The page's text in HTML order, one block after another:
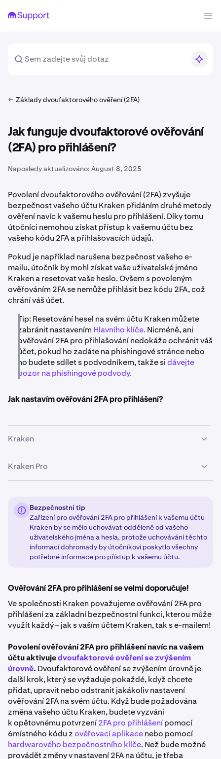
Základy dvoufaktorového ověření (2FA)
Jak funguje dvoufaktorové ověřování
(2FA) pro přihlášení?
Naposledy aktualizováno: August 8, 2025
Povolení dvoufaktorového ověřování (2FA) zvyšuje
bezpečnost vašeho účtu Kraken přidáním druhé metody
ověření navíc k vašemu heslu pro přihlášení. Díky tomu
útočníci nemohou získat přístup k vašemu účtu bez
vašeho kódu 2FA a přihlašovacích údajů.
Pokud je například narušena bezpečnost vašeho e-
mailu, útočník by mohl získat vaše uživatelské jméno
Kraken a resetovat vaše heslo. Ovšem s povoleným
ověřováním 2FA se nemůže přihlásit bez kódu 2FA, což
chrání váš účet.
Tip: Resetování hesel na svém účtu Kraken můžete
zabránit nastavením Hlavního klíče. Nicméně, ani
ověřování 2FA pro přihlašování nedokáže ochránit váš
účet, pokud ho zadáte na phishingové stránce nebo
ho budete sdílet s podvodníkem, takže sidávejte
pozor na phishingové podvody.
Jak nastavím ověřování 2FA pro přihlášení?
Kraken
1 Přihlaste se
klikněte na možnost
Pokud se vyskakovací okno nezobrazí, klikněte na
ikonu svého profilu v levém dolním rohu stránky
a vyberte možnost
Bezpečnost
Klikněte na možnostiPřidat přístupový klíč
Povolit
5
Podle pokynů dokončete nastavení ověřování 2FA
Kraken Pro
rozhraní Kraken Pro (
Přihlaste se ke svému účtu Kraken přes adresu
https://pro.kraken.com
Klikněte na ikonu svého profilu v pravém horním rohu
3 Vyberte možnostNastavenía potomBezpečnost
Sjeďte dolů k tabulce ověřování 2FA.
4
Vyberte možnost Aktivovat ověřování 2FA vedle
části Přihlášení. Pokud už máte nastavené ověřování
metodu ověřování 2FA, kterou chcete použít. Mezi
dostupné metody patří:Hardwarový bezpečnostní
klíč (nejbezpečnější) aaplikace Authenticator
(středně bezpečná).
Bezpečnostní tip
Zařízení pro ověřování 2FA pro přihlášení k vašemu účtu
Kraken by se mělo uchovávat odděleně od vašeho
uživatelského jména a hesla, protože uchovávání těchto
informací dohromady by útočníkovi poskytlo všechny
potřebné informace pro přístup k vašemu účtu.
Ověřování 2FA pro přihlášení se velmi doporučuje!
Ve společnosti Kraken považujeme ověřování 2FA pro
přihlášení za základní bezpečnostní funkci, kterou může
využít každý – jak s vaším účtem Kraken, tak s e-mailem!
Povolení ověřování 2FA pro přihlášení navíc na vašem
účtu aktivujedvoufaktorové ověření se zvýšením
úrovně. Dvoufaktorové ověření se zvýšením úrovně je
další krok, který se vyžaduje pokaždé, když chcete
přidat, upravit nebo odstranit jakákoliv nastavení
ověřování 2FA na svém účtu. Když bude požadována
změna vašeho účtu Kraken, budete vyzváni
k opětovnému potvrzení2FA pro přihlášenípomocí
6místného kódu zověřovací aplikacenebo pomocí
hardwarového bezpečnostního klíče. Než bude možné
provádět změny v nastavení 2FA na účtu, je třeba